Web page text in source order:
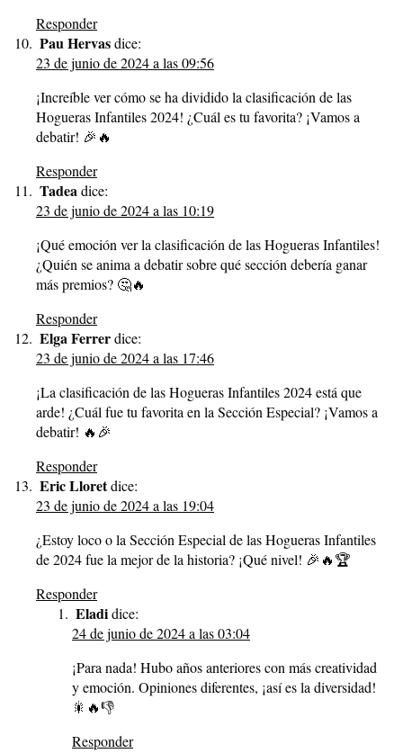
Responder
Pau Hervasdice:
23 de junio de 2024 a las 09:56
¡Increíble ver cómo se ha dividido la clasificación de las
Hogueras Infantiles 2024! ¿Cuál es tu favorita? ¡Vamos a
debatir! 🎉🔥
Responder
Tadea dice:
23 de junio de 2024 a las 10:19
¡Qué emoción ver la clasificación de las Hogueras Infantiles!
¿Quién se anima a debatir sobre qué sección debería ganar
más premios? 🤔🔥
Responder
Elga Ferrerdice:
23 de junio de 2024 a las 17:46
¡La clasificación de las Hogueras Infantiles 2024 está que
arde! ¿Cuál fue tu favorita en la Sección Especial? ¡Vamos a
debatir! 🔥🎉
Responder
Eric Lloretdice:
23 de junio de 2024 a las 19:04
¿Estoy loco o la Sección Especial de las Hogueras Infantiles
de 2024 fue la mejor de la historia? ¡Qué nivel! 🎉🔥🏆
Responder
Eladidice:
24 de junio de 2024 a las 03:04
¡Para nada! Hubo años anteriores con más creatividad
y emoción. Opiniones diferentes, ¡así es la diversidad!
🎇🔥👎
Responder